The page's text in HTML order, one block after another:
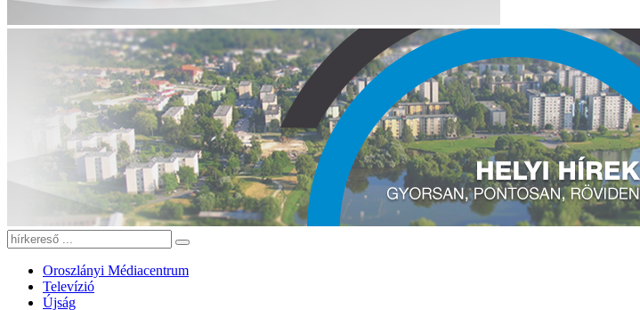
Oroszlányi Médiacentrum
Televízió
Újság